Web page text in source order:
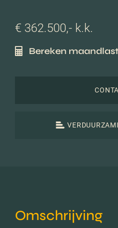
€ 362.500,- k.k.
Bereken
Omschrijving